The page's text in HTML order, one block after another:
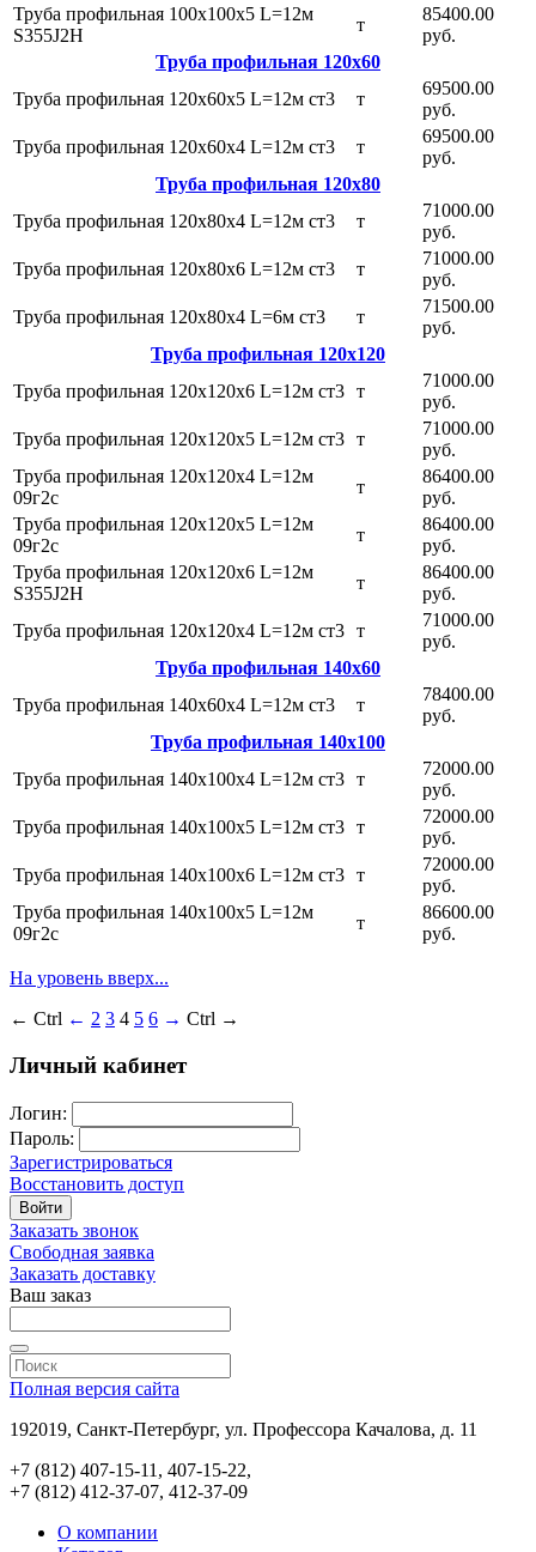
Труба профильная 100х100х5 L=12м
S355J2H
т
85400.00
руб.
Труба профильная 120х60
Труба профильная 120х60х5 L=12м ст3
т
69500.00
руб.
Труба профильная 120х60х4 L=12м ст3
т
69500.00
руб.
Труба профильная 120х80
Труба профильная 120х80х4 L=12м ст3
т
71000.00
руб.
Труба профильная 120х80х6 L=12м ст3
т
71000.00
руб.
Труба профильная 120х80х4 L=6м ст3
т
71500.00
руб.
Труба профильная 120х120
Труба профильная 120х120х6 L=12м ст3 т
71000.00
руб.
Труба профильная 120х120х5 L=12м ст3 т
71000.00
руб.
Труба профильная 120х120х4 L=12м
09г2с
т
86400.00
руб.
Труба профильная 120х120х5 L=12м
09г2с
т
86400.00
руб.
Труба профильная 120х120х6 L=12м
S355J2H
т
86400.00
руб.
Труба профильная 120х120х4 L=12м ст3 т
71000.00
руб.
Труба профильная 140х60
Труба профильная 140х60х4 L=12м ст3
т
78400.00
руб.
Труба профильная 140х100
Труба профильная 140х100х4 L=12м ст3 т
72000.00
руб.
Труба профильная 140х100х5 L=12м ст3 т
72000.00
руб.
Труба профильная 140х100х6 L=12м ст3 т
72000.00
руб.
Труба профильная 140х100х5 L=12м
09г2с
т
86600.00
руб.
На уровень вверх...
← Ctrl ← 2 3 4 5 6 → Ctrl →
Личный кабинет
Логин:
Пароль:
Зарегистрироваться
Восстановить доступ
Войти
Заказать звонок
Свободная заявка
Заказать доставку
Ваш заказ
Полная версия сайта
192019, Санкт-Петербург, ул. Профессора Качалова, д. 11
+7 (812) 407-15-11, 407-15-22,
+7 (812) 412-37-07, 412-37-09
О компании